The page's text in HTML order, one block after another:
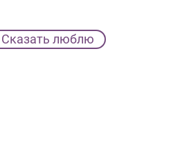
Сказать люблю